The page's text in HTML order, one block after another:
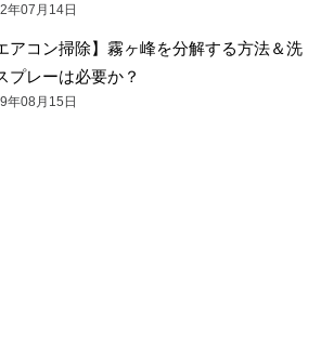
年07月14日
アコン掃除】霧ヶ峰を分解する方法＆洗
プレーは必要か？
年08月15日